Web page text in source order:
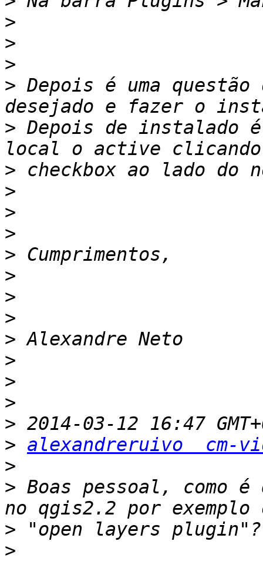
>
>
>
> Depois é uma
> Depois de instalado é
>
>
>
>
>
>
>
>
>
>
>
>
>
> alexandreruivo  cm-
>
> Boas pessoal, como
>
>